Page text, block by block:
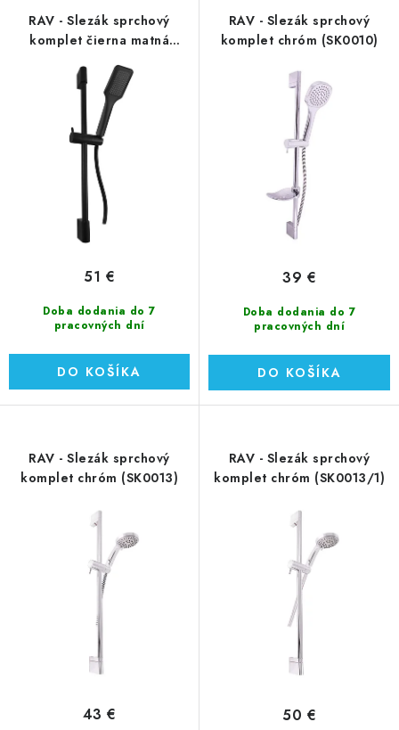
RAV - Slezák sprchový
komplet čierna matná
(SK0009CMAT)
Doba dodania do 7
pracovných dní
51 €
DO KOŠÍKA
RAV - Slezák sprchový
komplet chróm (SK0010)
Doba dodania do 7
pracovných dní
39 €
DO KOŠÍKA
RAV - Slezák sprchový
komplet chróm (SK0013)
43 €
RAV - Slezák sprchový
komplet chróm (SK0013/1)
50 €